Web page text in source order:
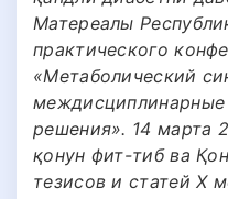
Матереалы
практического
«Метаболический
решения». 14 марта
қонун фит-тиб ва
тезисов и статей Х